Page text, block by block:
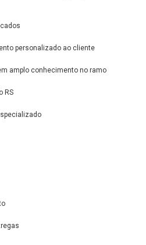
personalizado ao cliente
amplo conhecimento no ramo
RS